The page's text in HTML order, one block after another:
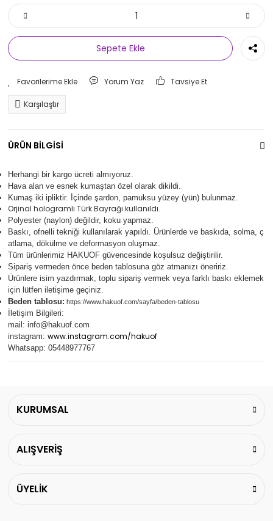
Sepete Ekle
Yorum Yaz Tavsiye Et
Karşılaştır
ÜRÜN BİLGİSİ
Herhangi bir kargo ücreti almıyoruz.
Hava alan ve esnek kumaştan özel olarak dikildi.
Kumaş iki ipliktir. İçinde şardon, pamuksu yüzey (yün) bulunmaz.
Orjinal hologramlı Türk Bayrağı kullanıldı.
Polyester (naylon) değildir, koku yapmaz.
Baskı, ofnelli tekniği kullanılarak yapıldı. Ürünlerde ve baskıda, solma, ç
atlama, dökülme ve deformasyon oluşmaz.
Tüm ürünlerimiz HAKUOF güvencesinde koşulsuz değiştirilir.
Sipariş vermeden önce beden tablosuna göz atmanızı öneririz.
Ürünlere isim yazdırmak, toplu sipariş vermek veya farklı baskı eklemek
için lütfen iletişime geçiniz.
Beden tablosu: https://www.hakuof.com/sayfa/beden-tablosu
İletişim Bilgileri:
mail: info@hakuof.com
instagram: www.instagram.com/hakuof
Whatsapp: 05448977767
KURUMSAL
ALIŞVERİŞ
ÜYELİK